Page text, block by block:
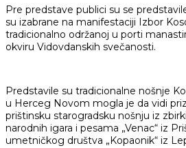
Pre predstave publici su se
su izabrane na manifestaciji Izbor
tradicionalno održanoj u porti
okviru Vidovdanskih svečanosti.
Predstavile su tradicionalne nošnje
u Herceg Novom mogla je da vidi
prištinsku starogradsku nošnju iz
narodnih igara i pesama „Venac“ iz
umetničkog društva „Kopaonik“ iz